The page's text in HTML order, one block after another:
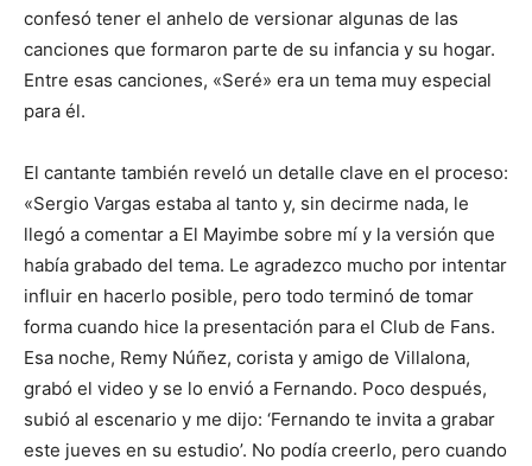
confesó tener el anhelo de versionar algunas de las
canciones que formaron parte de su infancia y su hogar.
Entre esas canciones, «Seré» era un tema muy especial
para él.
El cantante también reveló un detalle clave en el proceso:
«Sergio Vargas estaba al tanto y, sin decirme nada, le
llegó a comentar a El Mayimbe sobre mí y la versión que
había grabado del tema. Le agradezco mucho por intentar
influir en hacerlo posible, pero todo terminó de tomar
forma cuando hice la presentación para el Club de Fans.
Esa noche, Remy Núñez, corista y amigo de Villalona,
grabó el video y se lo envió a Fernando. Poco después,
subió al escenario y me dijo: ‘Fernando te invita a grabar
este jueves en su estudio’. No podía creerlo, pero cuando